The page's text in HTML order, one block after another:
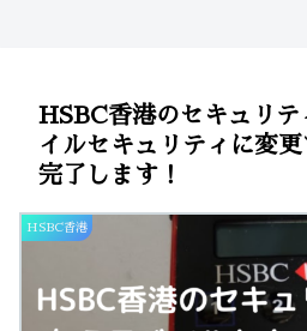
HSBC香港のセキュリテ
イルセキュリティに変
完了します！
HSBC香港